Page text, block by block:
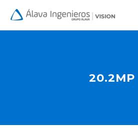
20.2MP